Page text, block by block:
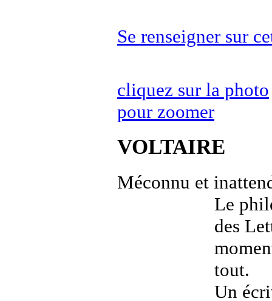
Se renseigner sur
cliquez sur la photo
pour zoomer
VOLTAIRE
Méconnu et
Le
des
tout.
Un